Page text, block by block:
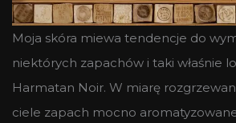
Moja skóra miewa tendencje do
niektórych zapachów i taki właśnie
Harmatan Noir. W miarę
ciele zapach mocno